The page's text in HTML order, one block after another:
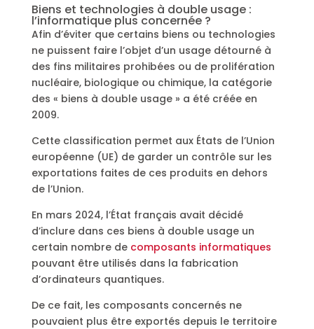
Biens et technologies à double usage :
l’informatique plus concernée ?
Afin d’éviter que certains biens ou technologies
ne puissent faire l’objet d’un usage détourné à
des fins militaires prohibées ou de prolifération
nucléaire, biologique ou chimique, la catégorie
des « biens à double usage » a été créée en
2009.
Cette classification permet aux États de l’Union
européenne (UE) de garder un contrôle sur les
exportations faites de ces produits en dehors
de l’Union.
En mars 2024, l’État français avait décidé
d’inclure dans ces biens à double usage un
certain nombre de composants informatiques
pouvant être utilisés dans la fabrication
d’ordinateurs quantiques.
De ce fait, les composants concernés ne
pouvaient plus être exportés depuis le territoire